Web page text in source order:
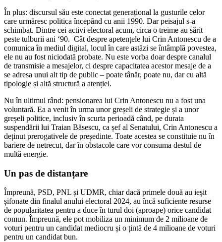
În plus: discursul său este conectat generațional la gusturile celor
care urmăresc politica începând cu anii 1990. Dar peisajul s-a
schimbat. Dintre cei activi electoral acum, circa o treime au sărit
peste tulburii ani ‘90. Cât despre apetențele lui Crin Antonescu de a
comunica în mediul digital, locul în care astăzi se întâmplă povestea,
ele nu au fost niciodată probate. Nu este vorba doar despre canalul
de transmisie a mesajelor, ci despre capacitatea acestor mesaje de a
se adresa unui alt tip de public – poate tânăr, poate nu, dar cu altă
tipologie și altă structură a atenției.
Nu în ultimul rând: pensionarea lui Crin Antonescu nu a fost una
voluntară. Ea a venit în urma unor greșeli de strategie și a unor
greșeli politice, inclusiv în scurta perioadă când, pe durata
suspendării lui Traian Băsescu, ca șef al Senatului, Crin Antonescu a
deținut prerogativele de președinte. Toate acestea se constituie nu în
bariere de netrecut, dar în obstacole care vor consuma destul de
multă energie.
Un pas de distanțare
Împreună, PSD, PNL și UDMR, chiar dacă primele două au ieșit
șifonate din finalul anului electoral 2024, au încă suficiente resurse
de popularitatea pentru a duce în turul doi (aproape) orice candidat
comun. Împreună, ele pot mobiliza un minimum de 2 milioane de
voturi pentru un candidat mediocru și o țintă de 4 milioane de voturi
pentru un candidat bun.